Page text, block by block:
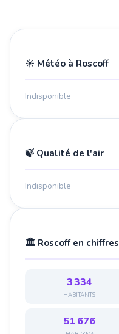
☀️ Météo à Roscoff
Indisponible
🍃 Qualité de l'air
Indisponible
🏛️ Roscoff en chiffres
3 334
HABITANTS
51 676